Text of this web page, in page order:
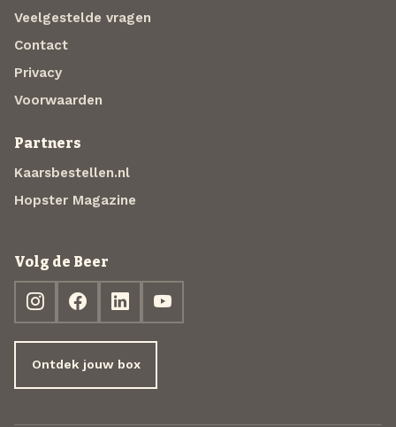
Veelgestelde vragen
Contact
Privacy
Voorwaarden
Partners
Kaarsbestellen.nl
Hopster Magazine
Volg de Beer
Ontdek jouw box